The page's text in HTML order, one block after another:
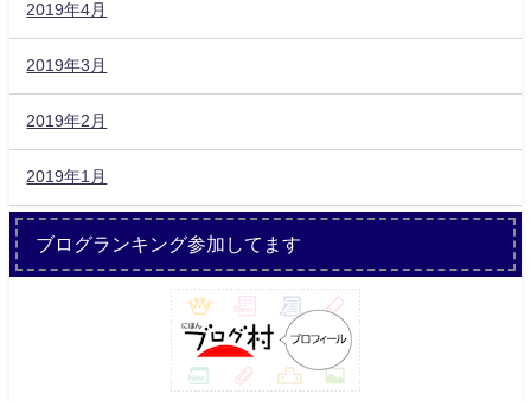
2019年4月
2019年3月
2019年2月
2019年1月
ブログランキング参加してます